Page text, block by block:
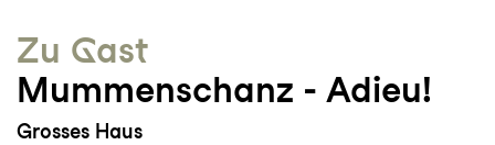
Zu Gast
Mummenschanz - Adieu!
Grosses Haus